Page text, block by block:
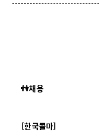
👫채용
[한국콜마]